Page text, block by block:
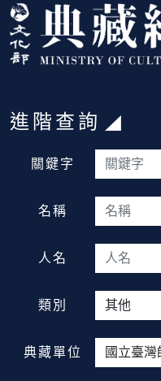
跳到主要內容
:::
:::
進階查詢
關鍵字
名稱
人名
類別
典藏單位